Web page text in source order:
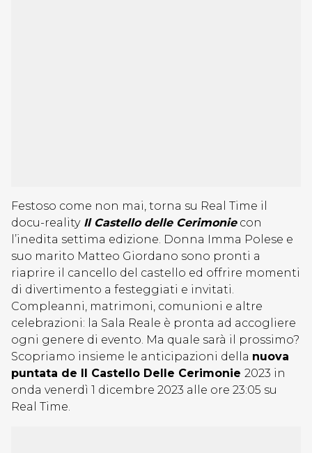
Festoso come non mai, torna su Real Time il
docu-realityIl Castello delle Cerimoniecon
l’inedita settima edizione. Donna Imma Polese e
suo marito Matteo Giordano sono pronti a
riaprire il cancello del castello ed offrire momenti
di divertimento a festeggiati e invitati.
Compleanni, matrimoni, comunioni e altre
celebrazioni: la Sala Reale è pronta ad accogliere
ogni genere di evento. Ma quale sarà il prossimo?
Scopriamo insieme le anticipazioni della nuova
puntata de Il Castello Delle Cerimonie 2023 in
onda venerdì 1 dicembre 2023 alle ore 23:05 su
Real Time.